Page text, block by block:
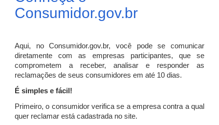
Consumidor.gov.br
Aqui, no Consumidor.gov.br, você pode se comunicar
diretamente com as empresas participantes, que se
comprometem a receber, analisar e responder as
reclamações de seus consumidores em até 10 dias.
É simples e fácil!
Primeiro, o consumidor verifica se a empresa contra a qual
quer reclamar está cadastrada no site.